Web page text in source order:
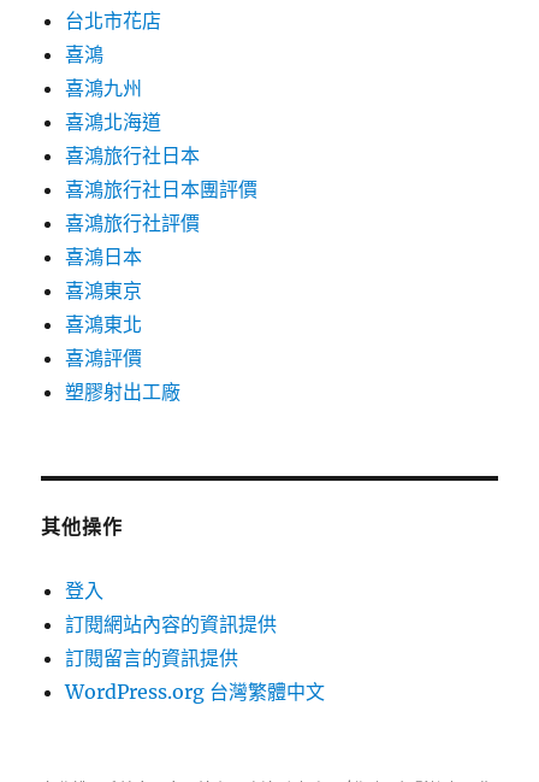
台北市花店
喜鴻
喜鴻九州
喜鴻北海道
喜鴻旅行社日本
喜鴻旅行社日本團評價
喜鴻旅行社評價
喜鴻日本
喜鴻東京
喜鴻東北
喜鴻評價
塑膠射出工廠
其他操作
登入
訂閱網站內容的資訊提供
訂閱留言的資訊提供
WordPress.org 台灣繁體中文